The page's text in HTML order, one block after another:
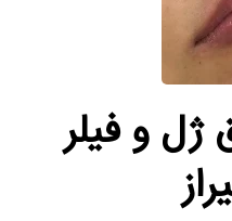
ژل و فیلر